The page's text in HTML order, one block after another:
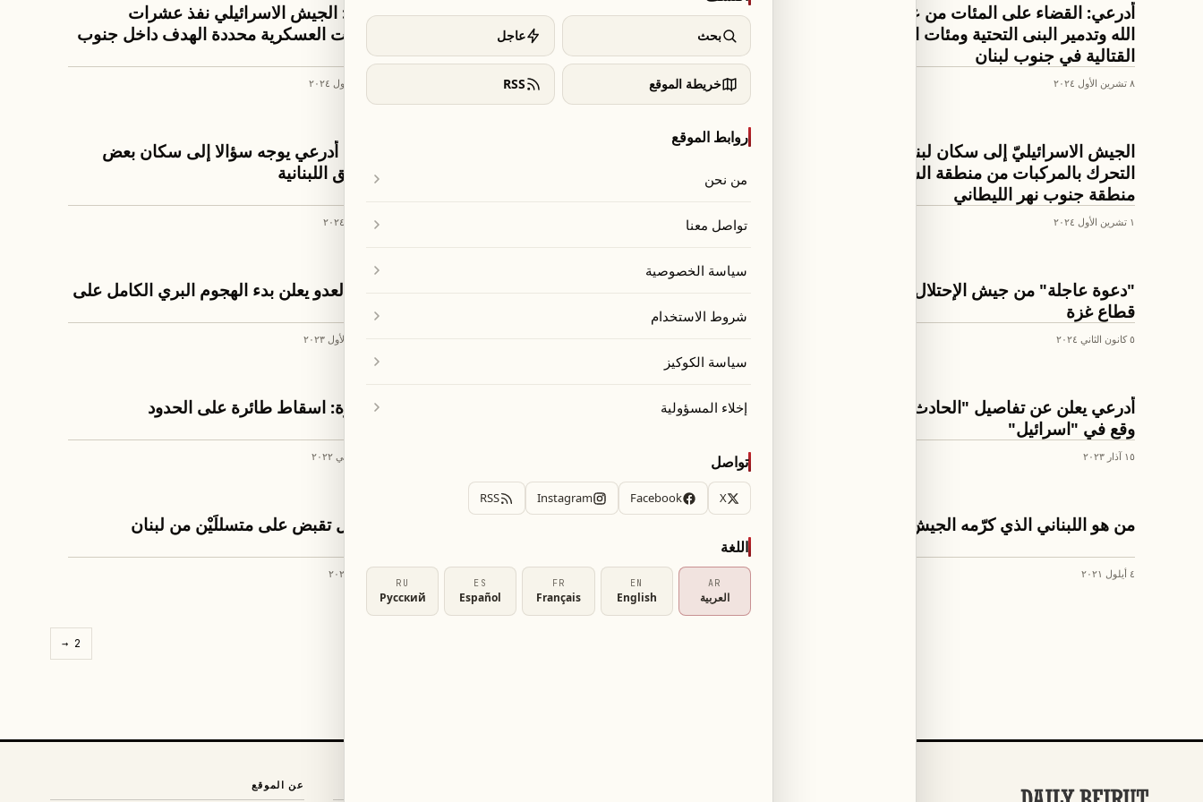
اخبار لبنان
أدرعي: القضاء على المئات من عناصر حزب
الله وتدمير البنى التحتية ومئات الوسائل
القتالية في جنوب لبنان
٨ تشرين الأول ٢٠٢٤
اخبار لبنان
أدرعي للسكان الذين أخلوا منازلهم: لا تعودوا
حتى إشعار آخر
أدرعي: الجيش الاسرائيلي نفذ عشرات
العمليات العسكرية محددة الهدف داخل جنوب
لبنان
اخبار لبنان
الجيش الاسرائيليّ إلى سكان لبنان: لعدم
التحرك بالمركبات من منطقة الشمال إلى
منطقة جنوب نهر الليطاني
١ تشرين الأول ٢٠٢٤
العالمأدرعي يعلن شنّ هجمات على أهداف تابعة
لبنان
أفيخاي أدرعي يوجه سؤالا إلى سكان بعض
المناطق اللبنانية
"دعوة عاجلة" من جيش الإحتلال إلى سكان
قطاع غزة
٥ كانون الثاني ٢٠٢٤
اخبار لبنان
جيش العدو يعلن بدء الهجوم البري الكامل على
غزة
اخبار لبنان
أدرعي يعلن عن تفاصيل "الحادث الأمني" الذي
وقع في "اسرائيل"
١٥ آذار ٢٠٢٣
اصدار القرار الظني ضد الاعلامية ماريا
بالصورة: اسقاط طائرة على الحدود
من هو اللبناني الذي كرّمه الجيش الإسرائيلي؟
٤ أيلول ٢٠٢١
اخبار لبنان
الأراضي اللبنانية
اسرائيل تقبض على متسللَيْن من لبنان
2
→
عن الموقع
بحث عاجل
خريطة الموقع RSS
روابط الموقع
من نحن
تواصل معنا
سياسة الخصوصية
شروط الاستخدام
سياسة الكوكيز
إخلاء المسؤولية
تواصل
X
Facebook
Instagram
RSS
اللغة
AR
العربية
EN
English
FR
Français
ES
Español
RU
Русский